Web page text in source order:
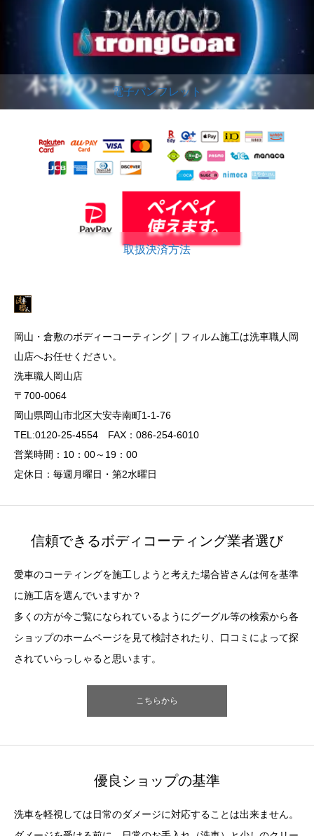
電子パンフレット
取扱決済方法
岡山・倉敷のボディーコーティング｜フィルム施工は洗車職人岡
山店へお任せください。
洗車職人岡山店
〒700-0064
岡山県岡山市北区大安寺南町1-1-76
TEL:0120-25-4554 FAX：086-254-6010
営業時間：10：00～19：00
定休日：毎週月曜日・第2水曜日
信頼できるボディコーティング業者選び
愛車のコーティングを施工しようと考えた場合皆さんは何を基準
に施工店を選んでいますか？
多くの方が今ご覧になられているようにグーグル等の検索から各
ショップのホームページを見て検討されたり、口コミによって探
されていらっしゃると思います。
こちらから
優良ショップの基準
洗車を軽視しては日常のダメージに対応することは出来ません。